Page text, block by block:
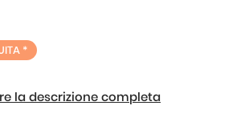
*
la descrizione completa